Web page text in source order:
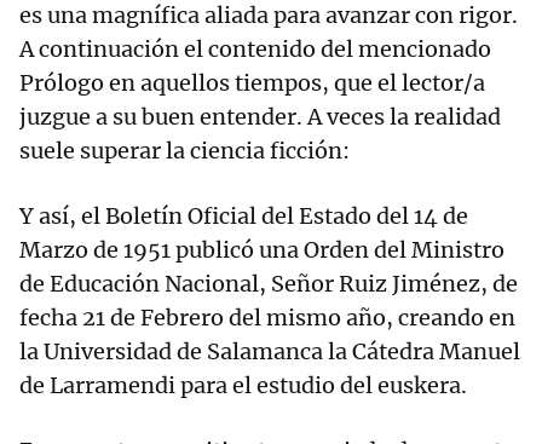
es una magnífica aliada para avanzar con rigor.
A continuación el contenido del mencionado
Prólogo en aquellos tiempos, que el lector/a
juzgue a su buen entender. A veces la realidad
suele superar la ciencia ficción:
Y así, el Boletín Oficial del Estado del 14 de
Marzo de 1951 publicó una Orden del Ministro
de Educación Nacional, Señor Ruiz Jiménez, de
fecha 21 de Febrero del mismo año, creando en
la Universidad de Salamanca la Cátedra Manuel
de Larramendi para el estudio del euskera.